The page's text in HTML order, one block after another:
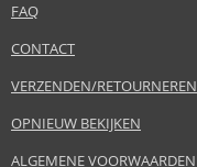
FAQ
CONTACT
VERZENDEN/RETOURNEREN
OPNIEUW BEKIJKEN
ALGEMENE VOORWAARDEN